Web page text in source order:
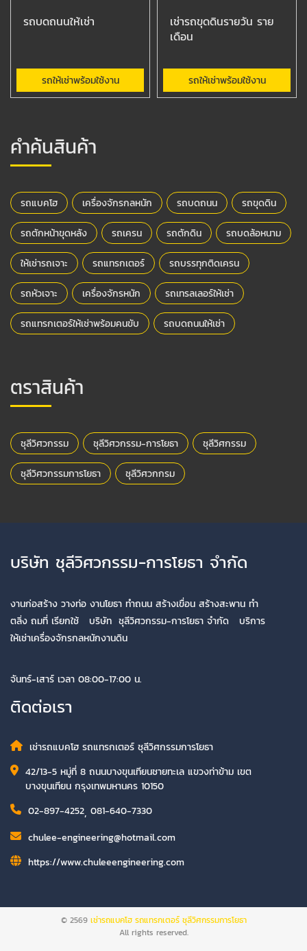
รถบดถนนให้เช่า
รถให้เช่าพร้อมใช้งาน
เช่ารถขุดดินรายวัน ราย
เดือน
รถให้เช่าพร้อมใช้งาน
คำค้นสินค้า
รถแบคโฮ เครื่องจักรกลหนัก รถบดถนน รถขุดดิน
รถตักหน้าขุดหลัง รถเครน รถตักดิน รถบดล้อหนาม
ให้เช่ารถเจาะ รถแทรกเตอร์ รถบรรทุกติดเครน
รถหัวเจาะ เครื่องจักรหนัก รถเทรลเลอร์ให้เช่า
รถแทรกเตอร์ให้เช่าพร้อมคนขับ รถบดถนนให้เช่า
ตราสินค้า
ชุลีวิศวกรรม ชุลีวิศวกรรม-การโยธา ชุลีวิศกรรม
ชุลีวิศวกรรมการโยธา ชุลีวิศวกกรม
บริษัท ชุลีวิศวกรรม-การโยธา จำกัด
งานก่อสร้าง วางท่อ งานโยธา ทำถนน สร้างเขื่อน สร้างสะพาน ทำ
ตลิ่ง ถมที่ เรียกใช้ บริษัท ชุลีวิศวกรรม-การโยธา จำกัด บริการ
ให้เช่าเครื่องจักรกลหนักงานดิน
จันทร์-เสาร์ เวลา 08:00-17:00 น.
ติดต่อเรา
เช่ารถแบคโฮ รถแทรกเตอร์ ชุลีวิศกรรมการโยธา
42/13-5 หมู่ที่ 8 ถนนบางขุนเทียนชายทะเล แขวงท่าข้าม เขต
บางขุนเทียน กรุงเทพมหานคร 10150
02-897-4252, 081-640-7330
chulee-engineering@hotmail.com
https://www.chuleeengineering.com
© 2569 เช่ารถแบคโฮ รถแทรกเตอร์ ชุลีวิศกรรมการโยธา
All rights reserved.